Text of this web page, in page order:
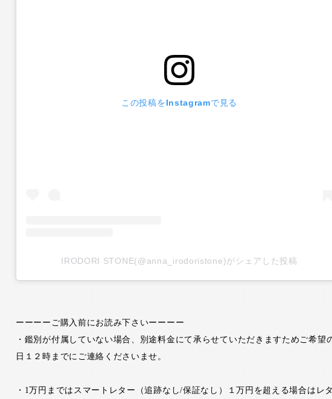
この投稿をInstagramで見る
IRODORI STONE(@anna_irodoristone)がシェアした投稿
ーーーーご購入前にお読み下さいーーーー
・鑑別が付属していない場合、別途料金にて承らせていただきますためご希望
日１２時までにご連絡くださいませ。
・1万円まではスマートレター（追跡なし/保証なし）１万円を超える場合はレ